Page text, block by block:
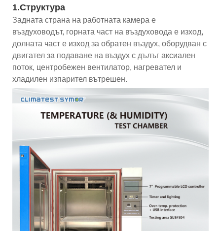
1.Структура
Задната страна на работната камера е
въздуховодът, горната част на въздуховода е изход,
долната част е изход за обратен въздух, оборудван с
двигател за подаване на въздух с дълъг аксиален
поток, центробежен вентилатор, нагревател и
хладилен изпарител вътрешен.